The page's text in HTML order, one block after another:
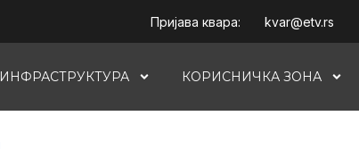
Пријава квара: kvar@etv.rs
ИНФРАСТРУКТУРА КОРИСНИЧКА ЗОНА